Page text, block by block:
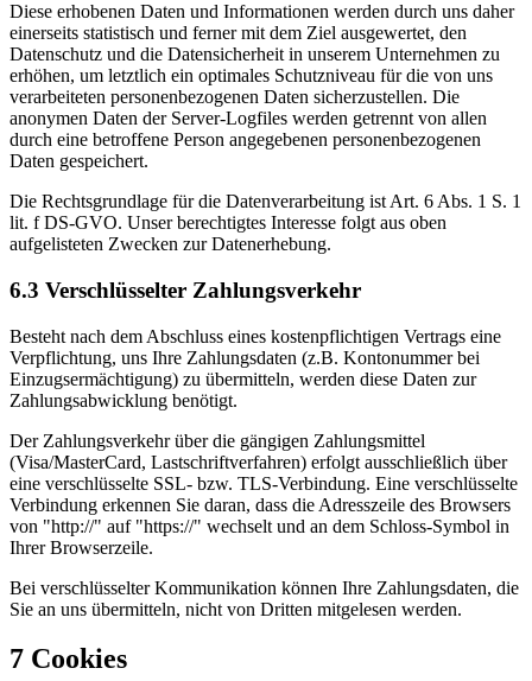
Diese erhobenen Daten und Informationen werden durch uns daher
einerseits statistisch und ferner mit dem Ziel ausgewertet, den
Datenschutz und die Datensicherheit in unserem Unternehmen zu
erhöhen, um letztlich ein optimales Schutzniveau für die von uns
verarbeiteten personenbezogenen Daten sicherzustellen. Die
anonymen Daten der Server-Logfiles werden getrennt von allen
durch eine betroffene Person angegebenen personenbezogenen
Daten gespeichert.
Die Rechtsgrundlage für die Datenverarbeitung ist Art. 6 Abs. 1 S. 1
lit. f DS-GVO. Unser berechtigtes Interesse folgt aus oben
aufgelisteten Zwecken zur Datenerhebung.
6.3 Verschlüsselter Zahlungsverkehr
Besteht nach dem Abschluss eines kostenpflichtigen Vertrags eine
Verpflichtung, uns Ihre Zahlungsdaten (z.B. Kontonummer bei
Einzugsermächtigung) zu übermitteln, werden diese Daten zur
Zahlungsabwicklung benötigt.
Der Zahlungsverkehr über die gängigen Zahlungsmittel
(Visa/MasterCard, Lastschriftverfahren) erfolgt ausschließlich über
eine verschlüsselte SSL- bzw. TLS-Verbindung. Eine verschlüsselte
Verbindung erkennen Sie daran, dass die Adresszeile des Browsers
von "http://" auf "https://" wechselt und an dem Schloss-Symbol in
Ihrer Browserzeile.
Bei verschlüsselter Kommunikation können Ihre Zahlungsdaten, die
Sie an uns übermitteln, nicht von Dritten mitgelesen werden.
7 Cookies